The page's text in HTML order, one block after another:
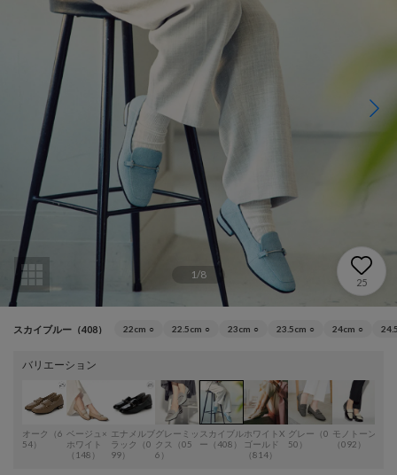
1/8
25
スカイブルー（408） 22cm ○ 22.5cm ○ 23cm ○ 23.5cm ○ 24cm ○
バリエーション
オーク（6
54）
ベージュ×
ホワイト
（148）
エナメルブ
ラック（0
99）
グレーミッ
クス（05
6）
スカイブル
ー（408）
ホワイトX
ゴールド
（814）
グレー（0
50）
モノトーン
（092）